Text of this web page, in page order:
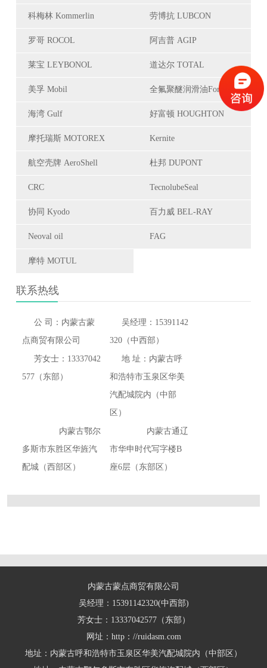
科梅林 Kommerlin 劳博抗 LUBCON
罗哥 ROCOL 阿吉普 AGIP
莱宝 LEYBONOL 道达尔 TOTAL
美孚 Mobil 全氟聚醚润滑油Fomblin
海湾 Gulf 好富顿 HOUGHTON
摩托瑞斯 MOTOREX Kernite
航空壳牌 AeroShell 杜邦 DUPONT
CRC TecnolubeSeal
协同 Kyodo 百力威 BEL-RAY
Neoval oil FAG
摩特 MOTUL
联系热线
公 司：内蒙古蒙
点商贸有限公司
吴经理：15391142
320（中西部）
芳女士：13337042
577（东部）
地 址：内蒙古呼
和浩特市玉泉区华美
汽配城院内（中部
区）
内蒙古鄂尔
多斯市东胜区华旌汽
配城（西部区）
内蒙古通辽
市华申时代写字楼B
座6层（东部区）
内蒙古蒙点商贸有限公司
吴经理：15391142320(中西部)
芳女士：13337042577（东部）
网址：http：//ruidasm.com
地址：内蒙古呼和浩特市玉泉区华美汽配城院内（中部区）